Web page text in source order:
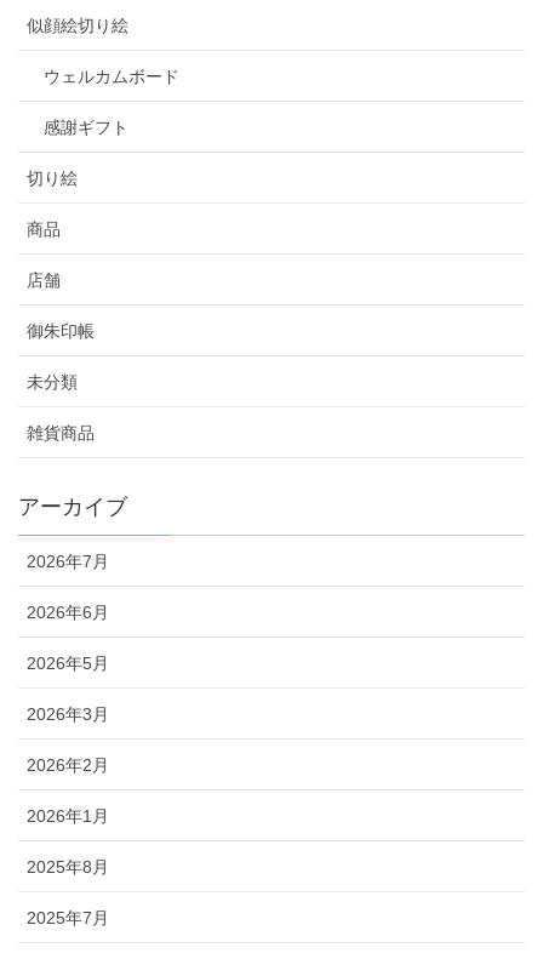
似顔絵切り絵
ウェルカムボード
感謝ギフト
切り絵
商品
店舗
御朱印帳
未分類
雑貨商品
アーカイブ
2026年7月
2026年6月
2026年5月
2026年3月
2026年2月
2026年1月
2025年8月
2025年7月